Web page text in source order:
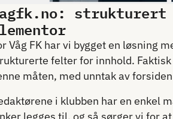
strukturert
Våg FK har vi bygget en løsning
felter for innhold.
måten, med unntak av
i klubben har en enkel
legges til, og så sørger vi for